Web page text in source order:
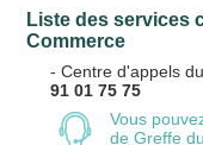
Liste des services
Commerce
- Centre d'appels
91 01 75 75
Vous
de Greffe